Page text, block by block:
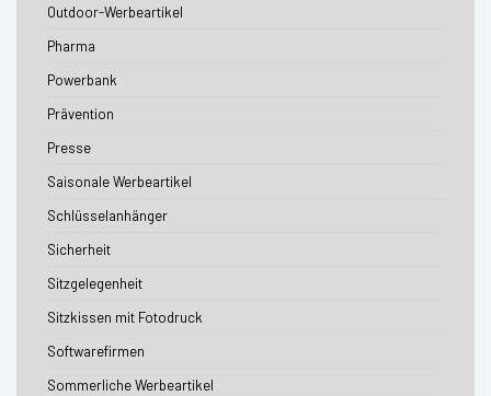
Outdoor-Werbeartikel
Pharma
Powerbank
Prävention
Presse
Saisonale Werbeartikel
Schlüsselanhänger
Sicherheit
Sitzgelegenheit
Sitzkissen mit Fotodruck
Softwarefirmen
Sommerliche Werbeartikel